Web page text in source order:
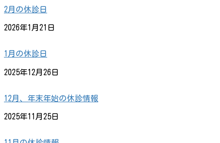
2月の休診日
2026年1月21日
1月の休診日
2025年12月26日
12月、年末年始の休診情報
2025年11月25日